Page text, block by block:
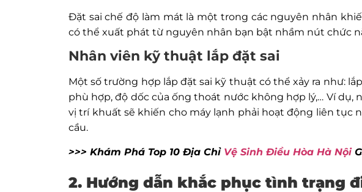
Đặt sai chế độ làm mát là một trong các nguyên nhân
có thể xuất phát từ nguyên nhân bạn bật nhầm nút chức
Nhân viên kỹ thuật lắp đặt sai
Một số trường hợp lắp đặt sai kỹ thuật có thể xảy ra như:
phù hợp, độ dốc của ống thoát nước không hợp lý,… Ví dụ,
vị trí khuất sẽ khiến cho máy lạnh phải hoạt động liên tục
cầu.
>>> Khám Phá Top 10 Địa Chỉ Vệ Sinh Điều Hòa Hà Nội
2. Hướng dẫn khắc phục tình trạng